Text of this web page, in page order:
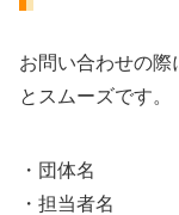
お問い合わせの際
とスムーズです。
・団体名
・担当者名